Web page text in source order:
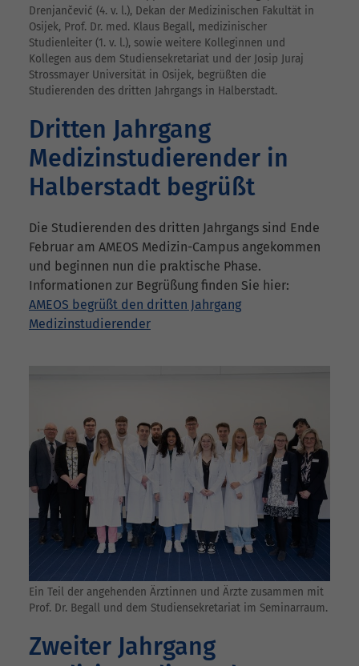
Drenjančević (4. v. l.), Dekan der Medizinischen Fakultät in
Osijek, Prof. Dr. med. Klaus Begall, medizinischer
Studienleiter (1. v. l.), sowie weitere Kolleginnen und
Kollegen aus dem Studiensekretariat und der Josip Juraj
Strossmayer Universität in Osijek, begrüßten die
Studierenden des dritten Jahrgangs in Halberstadt.
Dritten Jahrgang
Medizinstudierender in
Halberstadt begrüßt
Die Studierenden des dritten Jahrgangs sind Ende
Februar am AMEOS Medizin-Campus angekommen
und beginnen nun die praktische Phase.
Informationen zur Begrüßung finden Sie hier:
AMEOS begrüßt den dritten Jahrgang
Medizinstudierender
Ein Teil der angehenden Ärztinnen und Ärzte zusammen mit
Prof. Dr. Begall und dem Studiensekretariat im Seminarraum.
Zweiter Jahrgang